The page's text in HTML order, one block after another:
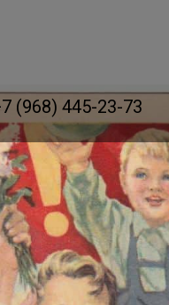
(968) 445-23-73